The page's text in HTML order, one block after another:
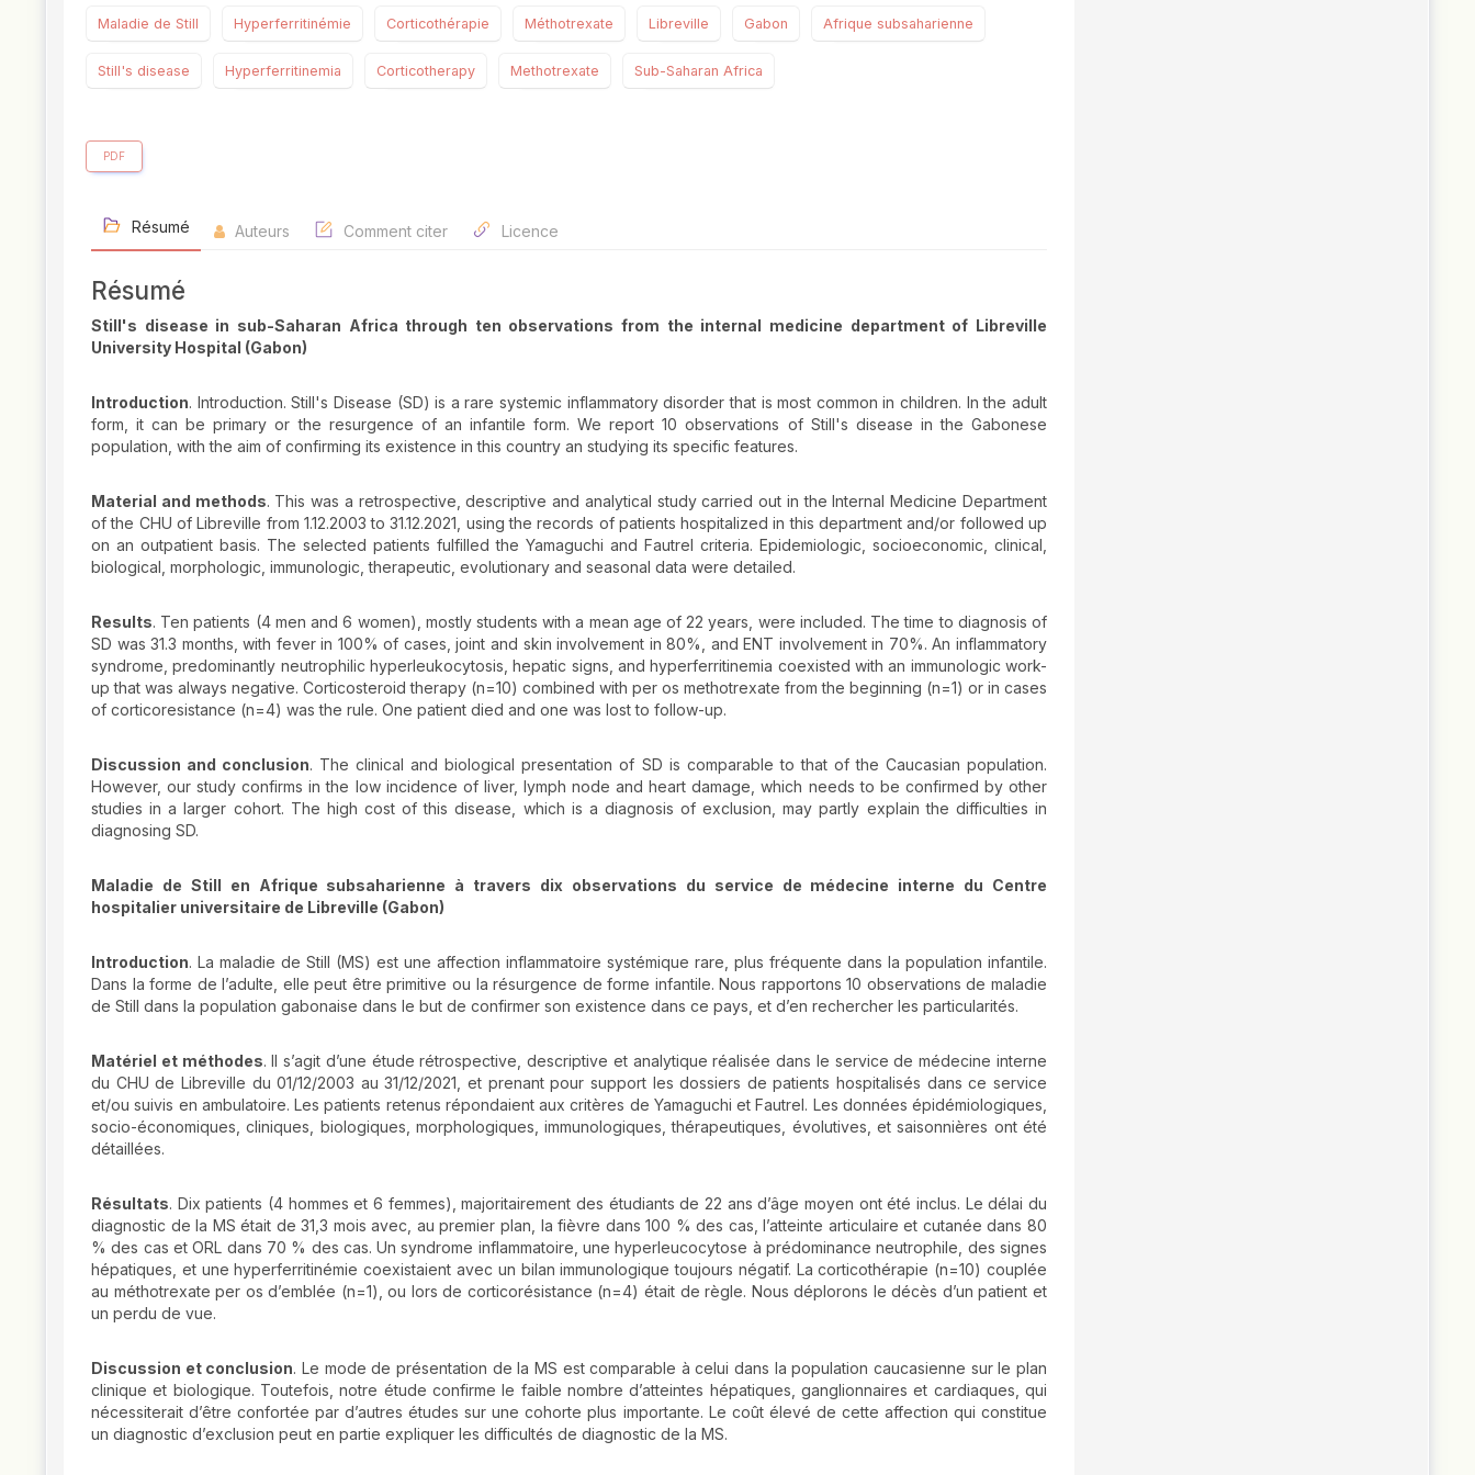
Maladie de Still Hyperferritinémie Corticothérapie Méthotrexate Libreville Gabon Afrique subsaharienne
Still's disease Hyperferritinemia Corticotherapy Methotrexate Sub-Saharan Africa
PDF
Résumé Auteurs Comment citer Licence
Résumé
Still's disease in sub-Saharan Africa through ten observations from the internal medicine department of Libreville
University Hospital (Gabon)
Introduction. Introduction. Still's Disease (SD) is a rare systemic inflammatory disorder that is most common in children. In the adult
form, it can be primary or the resurgence of an infantile form. We report 10 observations of Still's disease in the Gabonese
population, with the aim of confirming its existence in this country an studying its specific features.
Material and methods. This was a retrospective, descriptive and analytical study carried out in the Internal Medicine Department
of the CHU of Libreville from 1.12.2003 to 31.12.2021, using the records of patients hospitalized in this department and/or followed up
on an outpatient basis. The selected patients fulfilled the Yamaguchi and Fautrel criteria. Epidemiologic, socioeconomic, clinical,
biological, morphologic, immunologic, therapeutic, evolutionary and seasonal data were detailed.
Results. Ten patients (4 men and 6 women), mostly students with a mean age of 22 years, were included. The time to diagnosis of
SD was 31.3 months, with fever in 100% of cases, joint and skin involvement in 80%, and ENT involvement in 70%. An inflammatory
syndrome, predominantly neutrophilic hyperleukocytosis, hepatic signs, and hyperferritinemia coexisted with an immunologic work-
up that was always negative. Corticosteroid therapy (n=10) combined with per os methotrexate from the beginning (n=1) or in cases
of corticoresistance (n=4) was the rule. One patient died and one was lost to follow-up.
Discussion and conclusion. The clinical and biological presentation of SD is comparable to that of the Caucasian population.
However, our study confirms in the low incidence of liver, lymph node and heart damage, which needs to be confirmed by other
studies in a larger cohort. The high cost of this disease, which is a diagnosis of exclusion, may partly explain the difficulties in
diagnosing SD.
Maladie de Still en Afrique subsaharienne à travers dix observations du service de médecine interne du Centre
hospitalier universitaire de Libreville (Gabon)
Introduction. La maladie de Still (MS) est une affection inflammatoire systémique rare, plus fréquente dans la population infantile.
Dans la forme de l’adulte, elle peut être primitive ou la résurgence de forme infantile. Nous rapportons 10 observations de maladie
de Still dans la population gabonaise dans le but de confirmer son existence dans ce pays, et d’en rechercher les particularités.
Matériel et méthodes. Il s’agit d’une étude rétrospective, descriptive et analytique réalisée dans le service de médecine interne
du CHU de Libreville du 01/12/2003 au 31/12/2021, et prenant pour support les dossiers de patients hospitalisés dans ce service
et/ou suivis en ambulatoire. Les patients retenus répondaient aux critères de Yamaguchi et Fautrel. Les données épidémiologiques,
socio-économiques, cliniques, biologiques, morphologiques, immunologiques, thérapeutiques, évolutives, et saisonnières ont été
détaillées.
Résultats. Dix patients (4 hommes et 6 femmes), majoritairement des étudiants de 22 ans d’âge moyen ont été inclus. Le délai du
diagnostic de la MS était de 31,3 mois avec, au premier plan, la fièvre dans 100 % des cas, l’atteinte articulaire et cutanée dans 80
% des cas et ORL dans 70 % des cas. Un syndrome inflammatoire, une hyperleucocytose à prédominance neutrophile, des signes
hépatiques, et une hyperferritinémie coexistaient avec un bilan immunologique toujours négatif. La corticothérapie (n=10) couplée
au méthotrexate per os d’emblée (n=1), ou lors de corticorésistance (n=4) était de règle. Nous déplorons le décès d’un patient et
un perdu de vue.
Discussion et conclusion. Le mode de présentation de la MS est comparable à celui dans la population caucasienne sur le plan
clinique et biologique. Toutefois, notre étude confirme le faible nombre d’atteintes hépatiques, ganglionnaires et cardiaques, qui
nécessiterait d’être confortée par d’autres études sur une cohorte plus importante. Le coût élevé de cette affection qui constitue
un diagnostic d’exclusion peut en partie expliquer les difficultés de diagnostic de la MS.